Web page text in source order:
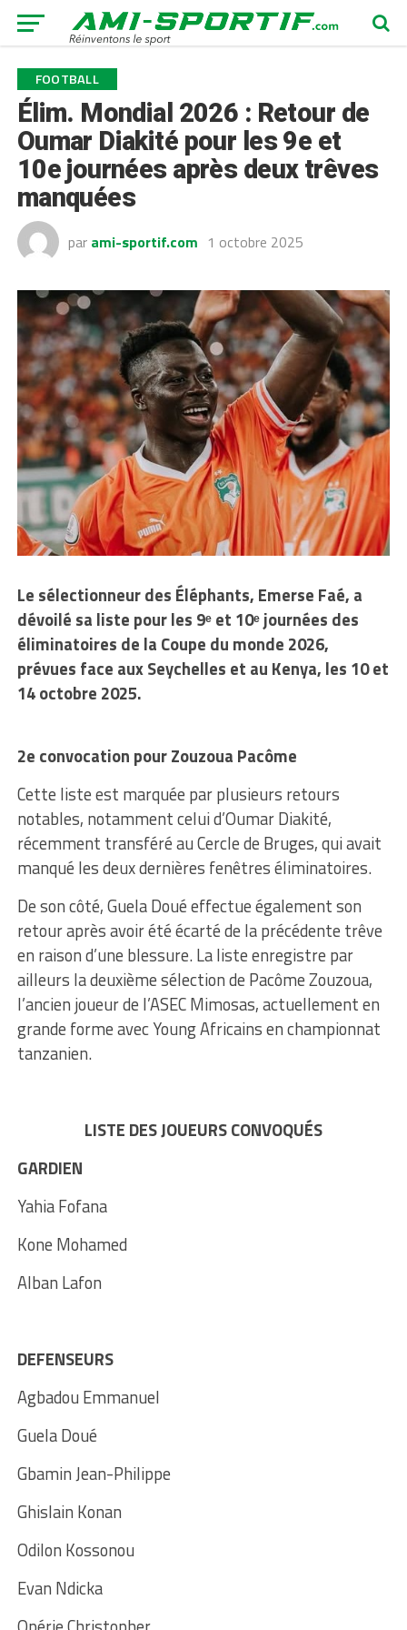
FOOTBALL
Élim. Mondial 2026 : Retour de
Oumar Diakité pour les 9e et
10e journées après deux trêves
manquées
par ami-sportif.com 1 octobre 2025
Le sélectionneur des Éléphants, Emerse Faé, a
dévoilé sa liste pour les 9ᵉ et 10ᵉ journées des
éliminatoires de la Coupe du monde 2026,
prévues face aux Seychelles et au Kenya, les 10 et
14 octobre 2025.
2e convocation pour Zouzoua Pacôme
Cette liste est marquée par plusieurs retours
notables, notamment celui d’Oumar Diakité,
récemment transféré au Cercle de Bruges, qui avait
manqué les deux dernières fenêtres éliminatoires.
De son côté, Guela Doué effectue également son
retour après avoir été écarté de la précédente trêve
en raison d’une blessure. La liste enregistre par
ailleurs la deuxième sélection de Pacôme Zouzoua,
l’ancien joueur de l’ASEC Mimosas, actuellement en
grande forme avec Young Africains en championnat
tanzanien.
LISTE DES JOUEURS CONVOQUÉS
GARDIEN
Yahia Fofana
Kone Mohamed
Alban Lafon
DEFENSEURS
Agbadou Emmanuel
Guela Doué
Gbamin Jean-Philippe
Ghislain Konan
Odilon Kossonou
Evan Ndicka